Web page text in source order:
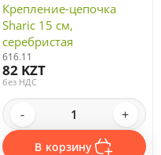
Крепление-цепочка
Sharic 15 см,
серебристая
616.11
82 KZT
без НДС
- +
В корзину